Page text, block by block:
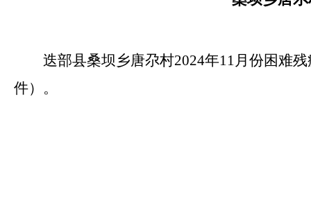
迭部县桑坝乡唐尕村2024年11月份困难
件）。